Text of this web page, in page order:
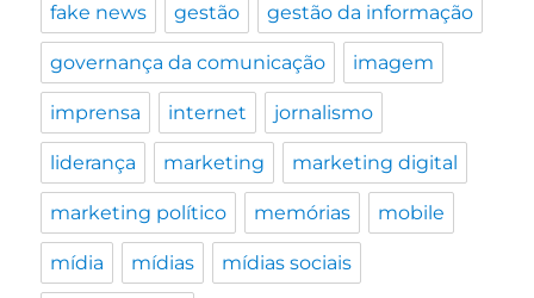
fake news gestão gestão da informação
governança da comunicação imagem
imprensa internet jornalismo
liderança marketing marketing digital
marketing político memórias mobile
mídia mídias mídias sociais